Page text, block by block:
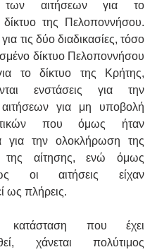
των αιτήσεων για το
δίκτυο της Πελοποννήσου.
τις δύο διαδικασίες, τόσο
δίκτυο Πελοποννήσου
το δίκτυο της Κρήτης,
ενστάσεις για την
για μη υποβολή
που όμως ήταν
για την ολοκλήρωση της
της αίτησης, ενώ όμως
οι αιτήσεις είχαν
ως πλήρεις.
που έχει
χάνεται πολύτιμος